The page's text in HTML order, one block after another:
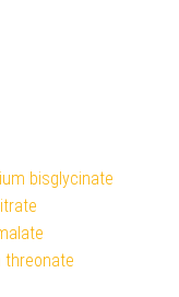
bisglycinate
threonate